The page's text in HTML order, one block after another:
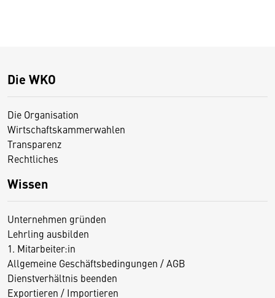
Die WKO
Die Organisation
Wirtschaftskammerwahlen
Transparenz
Rechtliches
Wissen
Unternehmen gründen
Lehrling ausbilden
1. Mitarbeiter:in
Allgemeine Geschäftsbedingungen / AGB
Dienstverhältnis beenden
Exportieren / Importieren